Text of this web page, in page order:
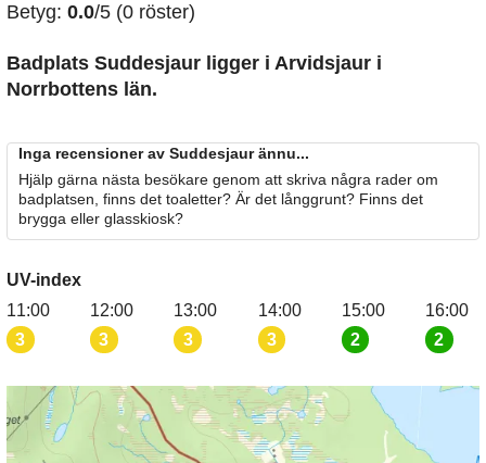
Betyg: 0.0/5 (0 röster)
Badplats Suddesjaur ligger i Arvidsjaur i
Norrbottens län.
Inga recensioner av Suddesjaur ännu...
Hjälp gärna nästa besökare genom att skriva några rader om
badplatsen, finns det toaletter? Är det långgrunt? Finns det
brygga eller glasskiosk?
UV-index
11:00
3
12:00
3
13:00
3
14:00
3
15:00
2
16:00
2